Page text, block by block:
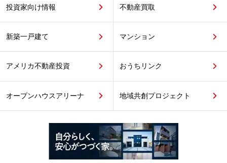
投資家向け情報 不動産買取
新築一戸建て マンション
アメリカ不動産投資 おうちリンク
オープンハウスアリーナ 地域共創プロジェクト